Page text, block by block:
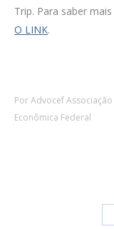
Trip. Para saber
O LINK.
PorAdvocef
Econômica Federal